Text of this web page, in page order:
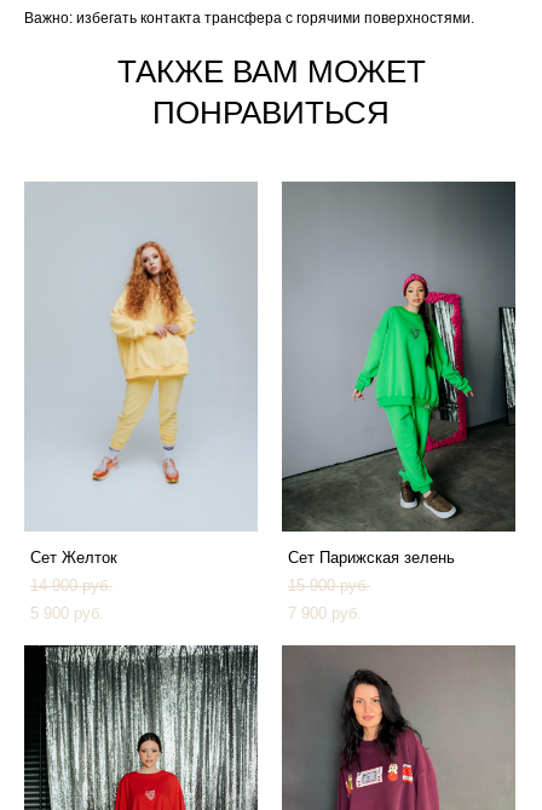
Важно: избегать контакта трансфера с горячими поверхностями.
ТАКЖЕ ВАМ МОЖЕТ
ПОНРАВИТЬСЯ
Сет Желток
14 900 pуб.
5 900 pуб.
Сет Парижская зелень
15 900 pуб.
7 900 pуб.